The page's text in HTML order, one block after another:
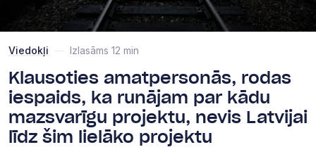
Viedokļi Izlasāms 12 min
Klausoties amatpersonās, rodas
iespaids, ka runājam par kādu
mazsvarīgu projektu, nevis Latvijai
līdz šim lielāko projektu